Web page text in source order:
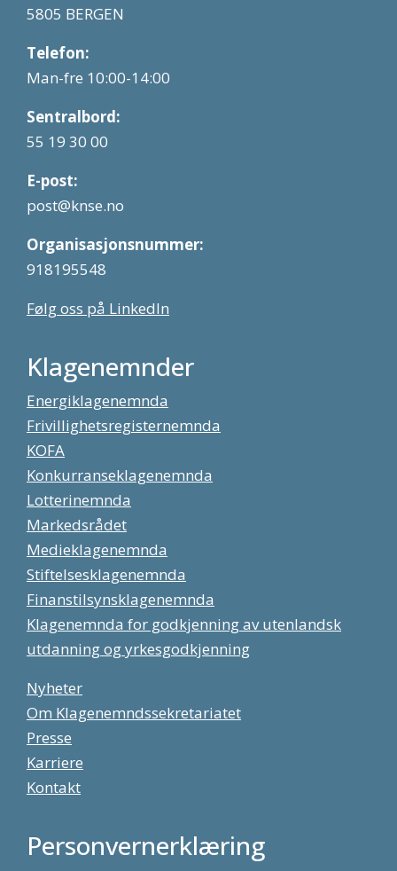
5805 BERGEN
Telefon:
Man-fre 10:00-14:00
Sentralbord:
55 19 30 00
E-post:
post@knse.no
Organisasjonsnummer:
918195548
Følg oss på LinkedIn
Klagenemnder
Energiklagenemnda
Frivillighetsregisternemnda
KOFA
Konkurranseklagenemnda
Lotterinemnda
Markedsrådet
Medieklagenemnda
Stiftelsesklagenemnda
Finanstilsynsklagenemnda
Klagenemnda for godkjenning av utenlandsk
utdanning og yrkesgodkjenning
Nyheter
Om Klagenemndssekretariatet
Presse
Karriere
Kontakt
Personvernerklæring